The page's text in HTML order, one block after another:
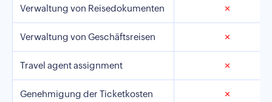
Verwaltung von Reisedokumenten ✗
Verwaltung von Geschäftsreisen ✗
Travel agent assignment ✗
Genehmigung der Ticketkosten ✗